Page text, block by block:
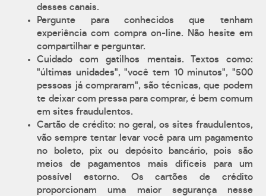
desses canais.
Pergunte para conhecidos que tenham
experiência com compra on-line. Não hesite em
compartilhar e perguntar.
Cuidado com gatilhos mentais. Textos como:
"últimas unidades", "você tem 10 minutos", "500
pessoas já compraram", são técnicas, que podem
te deixar com pressa para comprar, é bem comum
em sites fraudulentos.
Cartão de crédito: no geral, os sites fraudulentos,
vão sempre tentar levar você para um pagamento
no boleto, pix ou depósito bancário, pois são
meios de pagamentos mais difíceis para um
possível estorno. Os cartões de crédito
proporcionam uma maior segurança nesse